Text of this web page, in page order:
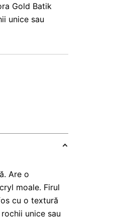
Gold Batik
unice sau
Are o
moale. Firul
cu o textură
unice sau